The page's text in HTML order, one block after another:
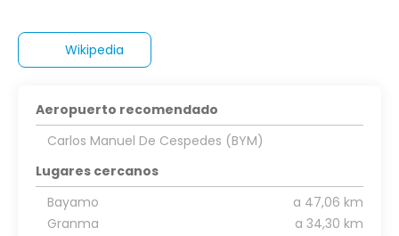
Wikipedia
Aeropuerto recomendado
Carlos Manuel De Cespedes (BYM)
Lugares cercanos
Bayamo
a 47,06 km
Granma
a 34,30 km